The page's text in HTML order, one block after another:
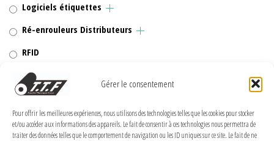
Gérer le consentement
Pour offrir les meilleures expériences, nous utilisons des technologies telles que les cookies pour stocker
et/ou accéder aux informations des appareils. Le fait de consentir à ces technologies nous permettra de
traiter des données telles que le comportement de navigation ou les ID uniques sur ce site. Le fait de ne
Logiciels étiquettes
Ré-enrouleurs Distributeurs
RFID
Rubans transfert thermique
Têtes d'impression